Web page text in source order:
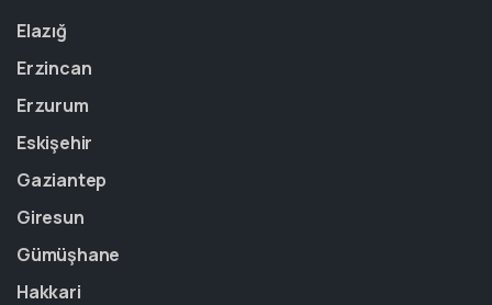
Elazığ
Erzincan
Erzurum
Eskişehir
Gaziantep
Giresun
Gümüşhane
Hakkari